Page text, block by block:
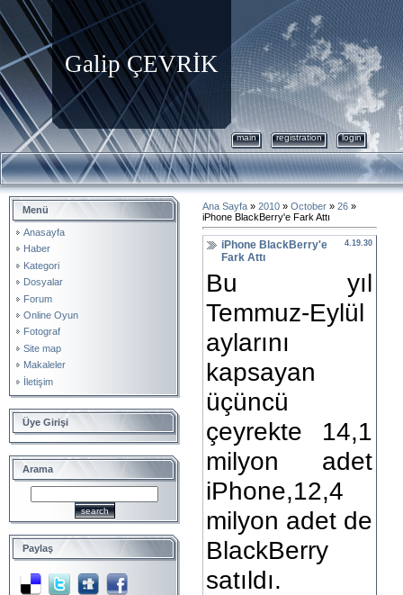
Galip ÇEVRİK
main registration login
Menü
Anasayfa
Haber
Kategori
Dosyalar
Forum
Online Oyun
Fotograf
Site map
Makaleler
İletişim
Üye Girişi
Arama
Paylaş
Ana Sayfa » 2010 » October » 26 »
iPhone BlackBerry'e Fark Attı
4.19.30
iPhone BlackBerry'e
Fark Attı
Bu yıl
Temmuz-Eylül
aylarını
kapsayan
üçüncü
çeyrekte 14,1
milyon adet
iPhone,12,4
milyon adet de
BlackBerry
satıldı.